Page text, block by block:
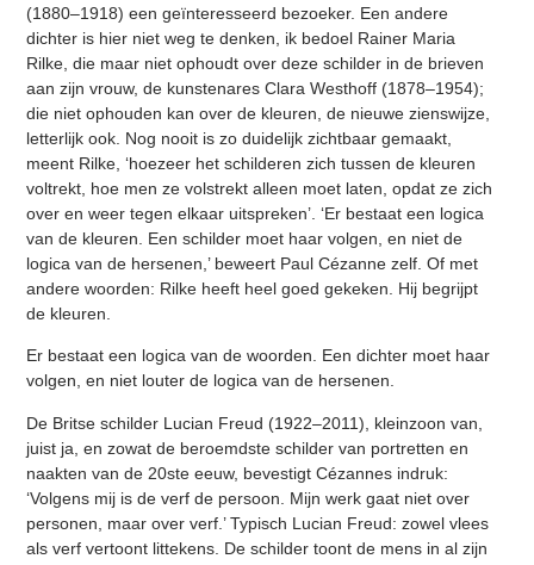
(1880–1918) een geïnteresseerd bezoeker. Een andere
dichter is hier niet weg te denken, ik bedoel Rainer Maria
Rilke, die maar niet ophoudt over deze schilder in de brieven
aan zijn vrouw, de kunstenares Clara Westhoff (1878–1954);
die niet ophouden kan over de kleuren, de nieuwe zienswijze,
letterlijk ook. Nog nooit is zo duidelijk zichtbaar gemaakt,
meent Rilke, ‘hoezeer het schilderen zich tussen de kleuren
voltrekt, hoe men ze volstrekt alleen moet laten, opdat ze zich
over en weer tegen elkaar uitspreken’. ‘Er bestaat een logica
van de kleuren. Een schilder moet haar volgen, en niet de
logica van de hersenen,’ beweert Paul Cézanne zelf. Of met
andere woorden: Rilke heeft heel goed gekeken. Hij begrijpt
de kleuren.
Er bestaat een logica van de woorden. Een dichter moet haar
volgen, en niet louter de logica van de hersenen.
De Britse schilder Lucian Freud (1922–2011), kleinzoon van,
juist ja, en zowat de beroemdste schilder van portretten en
naakten van de 20ste eeuw, bevestigt Cézannes indruk:
‘Volgens mij is de verf de persoon. Mijn werk gaat niet over
personen, maar over verf.’ Typisch Lucian Freud: zowel vlees
als verf vertoont littekens. De schilder toont de mens in al zijn